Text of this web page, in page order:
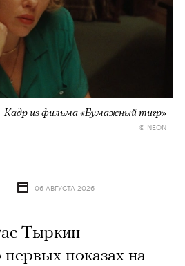
Кадр из фильма «Бумажный тигр»
© NEON
06 АВГУСТА 2026
Тыркин
первых показах на